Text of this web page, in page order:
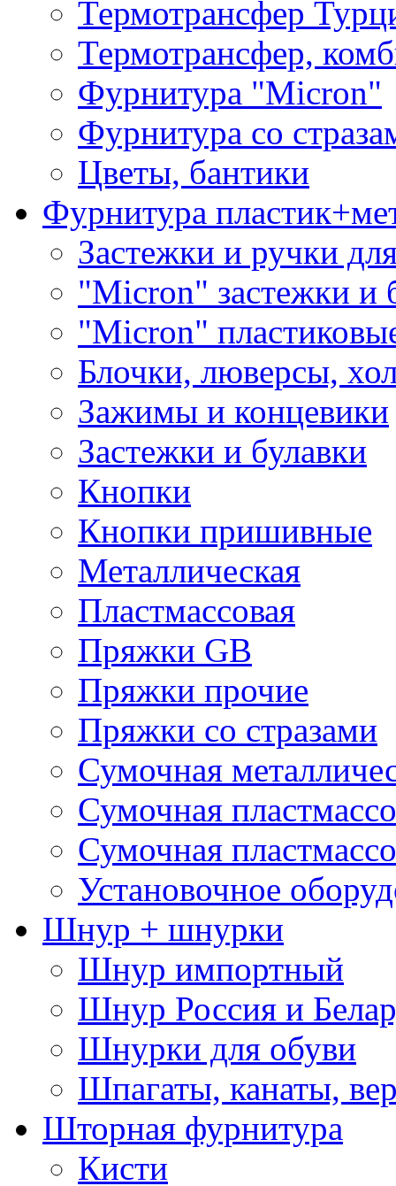
Термотрансфер
Термотрансфер,
Фурнитура "Micron"
Фурнитура со
Цветы, бантики
Фурнитура
Застежки и ручки
"Micron" застежки и
"Micron"
Блочки, люверсы,
Зажимы и концевики
Застежки и булавки
Кнопки
Кнопки пришивные
Металлическая
Пластмассовая
Пряжки GB
Пряжки прочие
Пряжки со стразами
Сумочная
Сумочная
Сумочная
Установочное
Шнур + шнурки
Шнур импортный
Шнур Россия и
Шнурки для обуви
Шпагаты, канаты,
Шторная фурнитура
Кисти